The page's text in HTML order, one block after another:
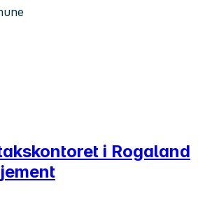
i Rogaland